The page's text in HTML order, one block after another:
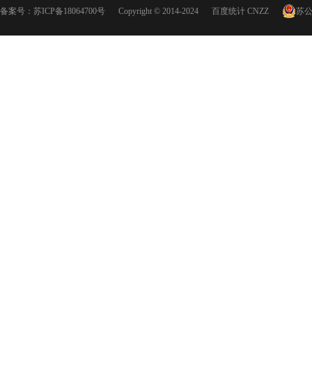
备案号： 苏ICP备18064700号 Copyright © 2014-2024 百度统计 CNZZ 苏